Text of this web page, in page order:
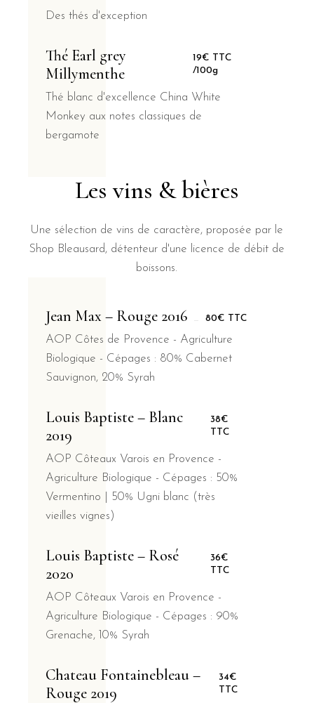
Des thés d'exception
Thé Earl grey
Millymenthe
19€ TTC
/100g
Thé blanc d'excellence China White
Monkey aux notes classiques de
bergamote
Les vins & bières
Une sélection de vins de caractère, proposée par le
Shop Bleausard, détenteur d'une licence de débit de
boissons.
Jean Max – Rouge 2016 80€ TTC
AOP Côtes de Provence - Agriculture
Biologique - Cépages : 80% Cabernet
Sauvignon, 20% Syrah
Louis Baptiste – Blanc
2019
38€
TTC
AOP Côteaux Varois en Provence -
Agriculture Biologique - Cépages : 50%
Vermentino | 50% Ugni blanc (très
vieilles vignes)
Louis Baptiste – Rosé
2020
36€
TTC
AOP Côteaux Varois en Provence -
Agriculture Biologique - Cépages : 90%
Grenache, 10% Syrah
Chateau Fontainebleau –
Rouge 2019
34€
TTC